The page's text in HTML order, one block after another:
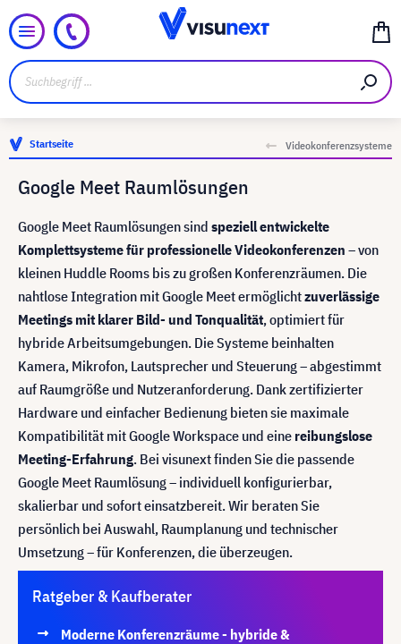
Startseite Videokonferenzsysteme
Google Meet Raumlösungen
Google Meet Raumlösungen sind speziell entwickelte
Komplettsysteme für professionelle Videokonferenzen – von
kleinen Huddle Rooms bis zu großen Konferenzräumen. Die
nahtlose Integration mit Google Meet ermöglichtzuverlässige
Meetings mit klarer Bild- und Tonqualität, optimiert für
hybride Arbeitsumgebungen. Die Systeme beinhalten
Kamera, Mikrofon, Lautsprecher und Steuerung – abgestimmt
auf Raumgröße und Nutzeranforderung. Dank zertifizierter
Hardware und einfacher Bedienung bieten sie maximale
Kompatibilität mit Google Workspace und eine reibungslose
Meeting-Erfahrung. Bei visunext finden Sie die passende
Google Meet Raumlösung – individuell konfigurierbar,
skalierbar und sofort einsatzbereit. Wir beraten Sie
persönlich bei Auswahl, Raumplanung und technischer
Umsetzung – für Konferenzen, die überzeugen.
Ratgeber & Kaufberater
Moderne Konferenzräume - hybride &